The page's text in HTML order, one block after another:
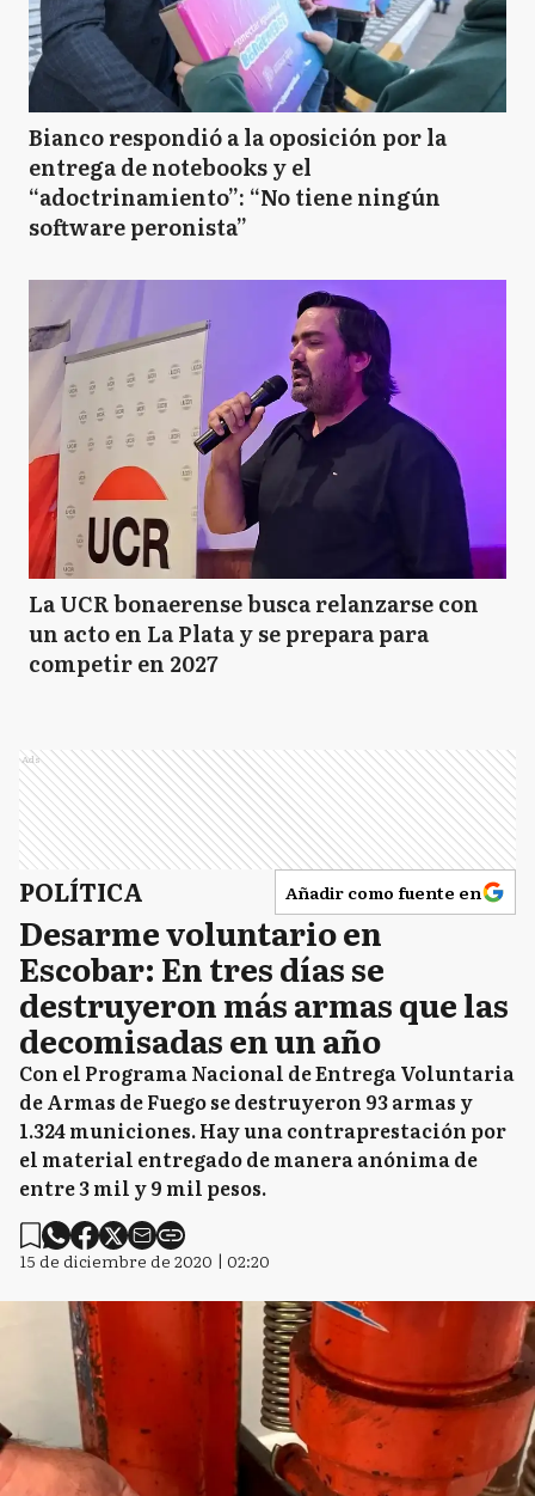
Bianco respondió a la oposición por la
entrega de notebooks y el
“adoctrinamiento”: “No tiene ningún
software peronista”
La UCR bonaerense busca relanzarse con
un acto en La Plata y se prepara para
competir en 2027
Ads
POLÍTICA Añadir como fuente en
Desarme voluntario en
Escobar: En tres días se
destruyeron más armas que las
decomisadas en un año
Con el Programa Nacional de Entrega Voluntaria
de Armas de Fuego se destruyeron 93 armas y
1.324 municiones. Hay una contraprestación por
el material entregado de manera anónima de
entre 3 mil y 9 mil pesos.
15 de diciembre de 2020 | 02:20